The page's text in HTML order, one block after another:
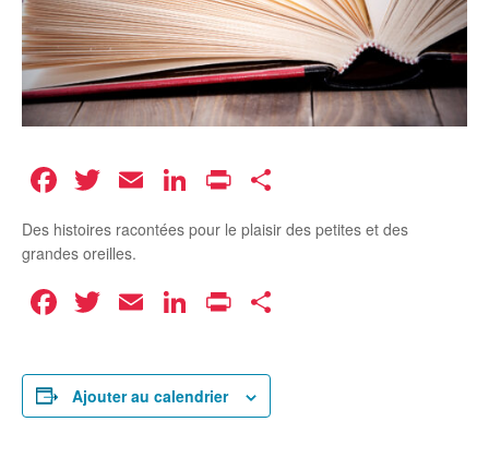
Facebook
Twitter
EmailLinkedIn
Print
Des histoires racontées pour le plaisir des petites et des
grandes oreilles.
Facebook
Twitter
EmailLinkedIn
Print
Ajouter au calendrier